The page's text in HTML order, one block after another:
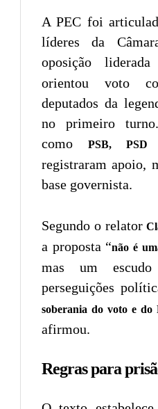
A PEC foi
líderes da
oposição
orientou voto
deputados da
no primeiro
como
PSB,
registraram apoio,
base governista.
Segundo o relator
a proposta “não é
mas um
perseguições
soberania do voto e do
afirmou.
Regras para